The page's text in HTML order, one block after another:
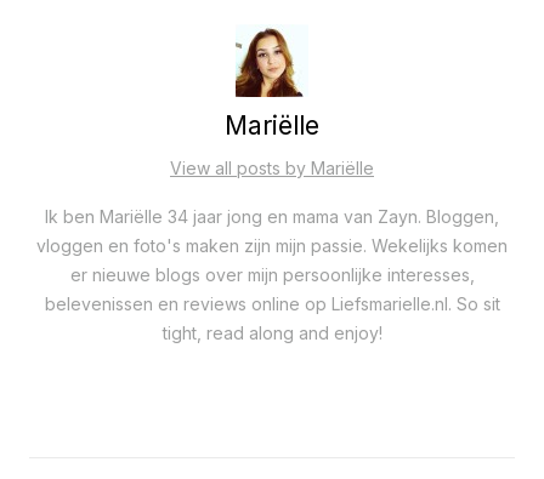
Mariëlle
View all posts by Mariëlle
Ik ben Mariëlle 34 jaar jong en mama van Zayn. Bloggen,
vloggen en foto's maken zijn mijn passie. Wekelijks komen
er nieuwe blogs over mijn persoonlijke interesses,
belevenissen en reviews online op Liefsmarielle.nl. So sit
tight, read along and enjoy!